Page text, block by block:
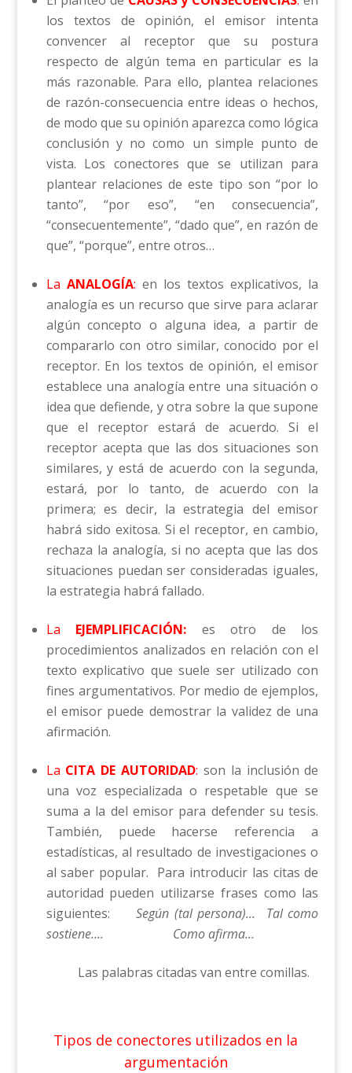
los textos de opinión, el emisor intenta
convencer al receptor que su postura
respecto de algún tema en particular es la
más razonable. Para ello, plantea relaciones
de razón-consecuencia entre ideas o hechos,
de modo que su opinión aparezca como lógica
conclusión y no como un simple punto de
vista. Los conectores que se utilizan para
plantear relaciones de este tipo son “por lo
tanto”, “por eso”, “en consecuencia”,
“consecuentemente”, “dado que”, en razón de
que”, “porque”, entre otros…
La ANALOGÍA: en los textos explicativos, la
analogía es un recurso que sirve para aclarar
algún concepto o alguna idea, a partir de
compararlo con otro similar, conocido por el
receptor. En los textos de opinión, el emisor
establece una analogía entre una situación o
idea que defiende, y otra sobre la que supone
que el receptor estará de acuerdo. Si el
receptor acepta que las dos situaciones son
similares, y está de acuerdo con la segunda,
estará, por lo tanto, de acuerdo con la
primera; es decir, la estrategia del emisor
habrá sido exitosa. Si el receptor, en cambio,
rechaza la analogía, si no acepta que las dos
situaciones puedan ser consideradas iguales,
la estrategia habrá fallado.
La EJEMPLIFICACIÓN: es otro de los
procedimientos analizados en relación con el
texto explicativo que suele ser utilizado con
fines argumentativos. Por medio de ejemplos,
el emisor puede demostrar la validez de una
afirmación.
La CITA DE AUTORIDAD: son la inclusión de
una voz especializada o respetable que se
suma a la del emisor para defender su tesis.
También, puede hacerse referencia a
estadísticas, al resultado de investigaciones o
al saber popular. Para introducir las citas de
autoridad pueden utilizarse frases como las
siguientes:
Según (tal persona)… Tal como
sostiene…. Como afirma…
Las palabras citadas van entre comillas.
Tipos de conectores utilizados en la
argumentación